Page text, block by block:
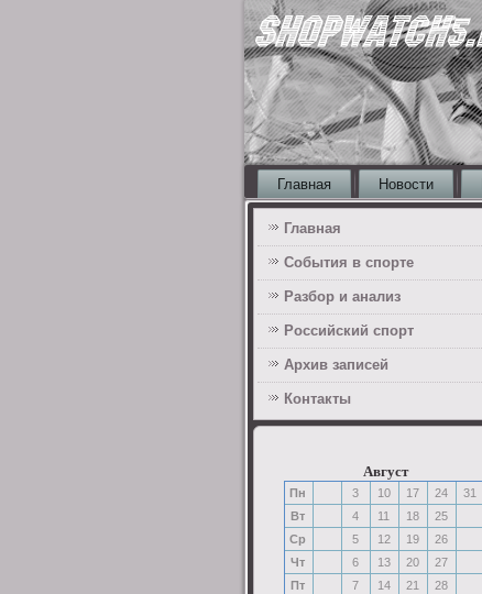
Главная Новости
Главная
События в спорте
Разбор и анализ
Российский спорт
Архив записей
Контакты
Август
Пн 3 10 17 24
31
Вт
4 11 18
25
Ср
5 12 19
26
Чт
6 13 20
27
Пт
7 14 21
28